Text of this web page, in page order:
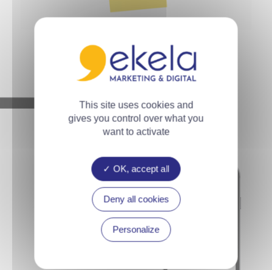
This site uses cookies and
gives you control over what you
want to activate
OK, accept all
Deny all cookies
Personalize